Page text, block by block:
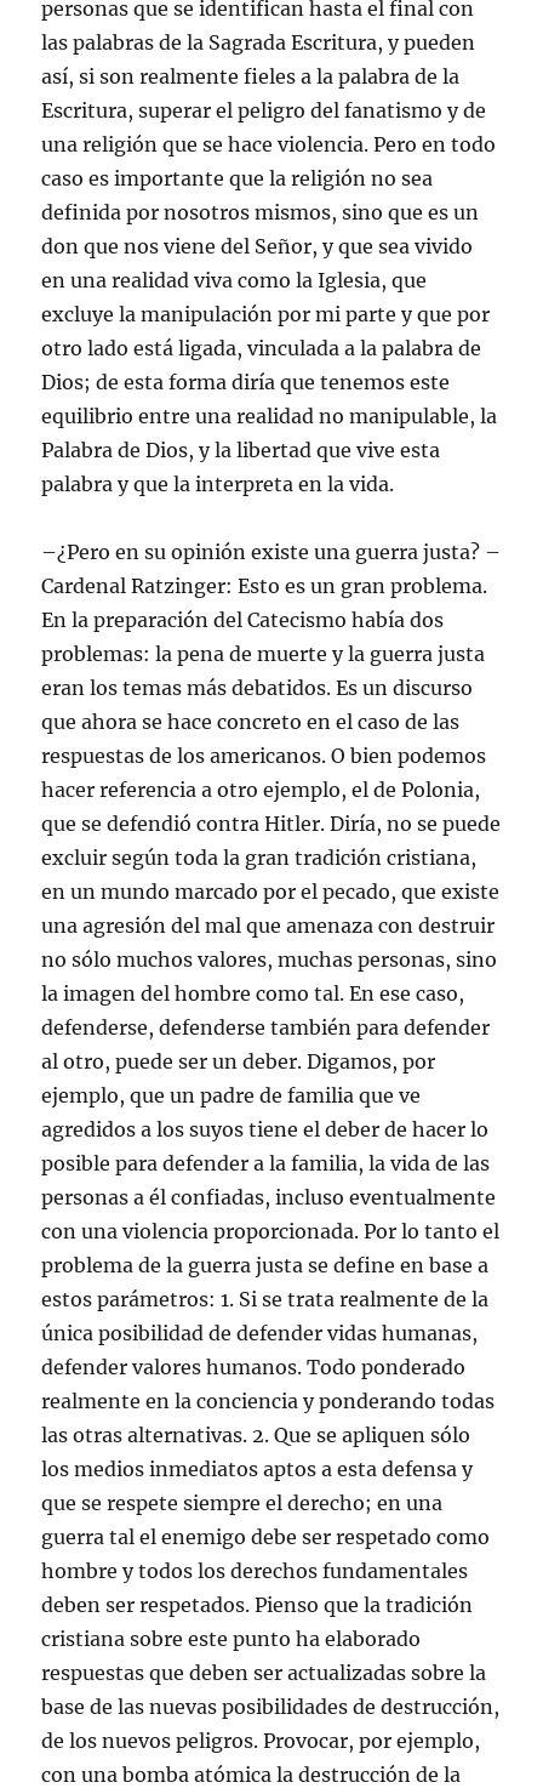
personas que se identifican hasta el final con
las palabras de la Sagrada Escritura, y pueden
así, si son realmente fieles a la palabra de la
Escritura, superar el peligro del fanatismo y de
una religión que se hace violencia. Pero en todo
caso es importante que la religión no sea
definida por nosotros mismos, sino que es un
don que nos viene del Señor, y que sea vivido
en una realidad viva como la Iglesia, que
excluye la manipulación por mi parte y que por
otro lado está ligada, vinculada a la palabra de
Dios; de esta forma diría que tenemos este
equilibrio entre una realidad no manipulable, la
Palabra de Dios, y la libertad que vive esta
palabra y que la interpreta en la vida.
–¿Pero en su opinión existe una guerra justa? –
Cardenal Ratzinger: Esto es un gran problema.
En la preparación del Catecismo había dos
problemas: la pena de muerte y la guerra justa
eran los temas más debatidos. Es un discurso
que ahora se hace concreto en el caso de las
respuestas de los americanos. O bien podemos
hacer referencia a otro ejemplo, el de Polonia,
que se defendió contra Hitler. Diría, no se puede
excluir según toda la gran tradición cristiana,
en un mundo marcado por el pecado, que existe
una agresión del mal que amenaza con destruir
no sólo muchos valores, muchas personas, sino
la imagen del hombre como tal. En ese caso,
defenderse, defenderse también para defender
al otro, puede ser un deber. Digamos, por
ejemplo, que un padre de familia que ve
agredidos a los suyos tiene el deber de hacer lo
posible para defender a la familia, la vida de las
personas a él confiadas, incluso eventualmente
con una violencia proporcionada. Por lo tanto el
problema de la guerra justa se define en base a
estos parámetros: 1. Si se trata realmente de la
única posibilidad de defender vidas humanas,
defender valores humanos. Todo ponderado
realmente en la conciencia y ponderando todas
las otras alternativas. 2. Que se apliquen sólo
los medios inmediatos aptos a esta defensa y
que se respete siempre el derecho; en una
guerra tal el enemigo debe ser respetado como
hombre y todos los derechos fundamentales
deben ser respetados. Pienso que la tradición
cristiana sobre este punto ha elaborado
respuestas que deben ser actualizadas sobre la
base de las nuevas posibilidades de destrucción,
de los nuevos peligros. Provocar, por ejemplo,
con una bomba atómica la destrucción de la